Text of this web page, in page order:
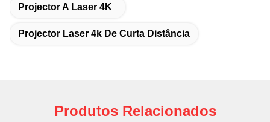
Projector A Laser 4K
Projector Laser 4k De Curta Distância
Produtos Relacionados